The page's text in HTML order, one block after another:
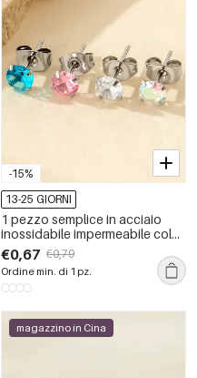
-15%
13-25 GIORNI
1 pezzo semplice in acciaio
inossidabile impermeabile color
oro con zircone piercing
orecchino
€0,67 €0,79
Ordine min. di 1 pz.
magazzino in Cina